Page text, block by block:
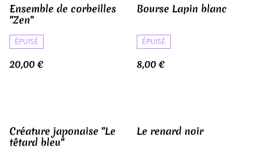
Ensemble de corbeilles
"Zen"
ÉPUISÉ
20,00 €
Bourse Lapin blanc
ÉPUISÉ
8,00 €
Créature japonaise "Le
têtard bleu"
Le renard noir